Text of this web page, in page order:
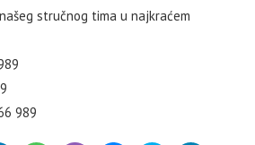
stručnog tima u najkraćem
989